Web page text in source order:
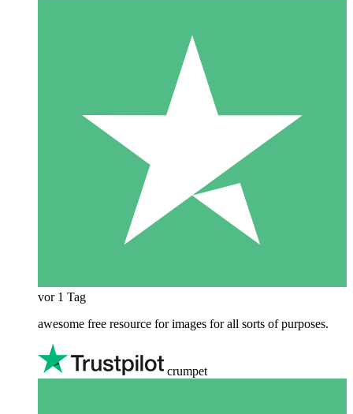
vor 1 Tag
awesome free resource for images for all sorts of purposes.
crumpet